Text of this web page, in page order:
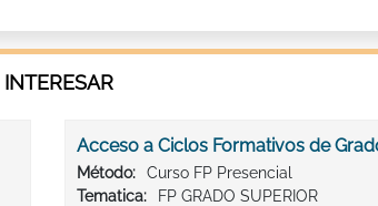
Acceso a Ciclos Formativos de
Método:
Curso FP Presencial
Tematica:
FP GRADO SUPERIOR